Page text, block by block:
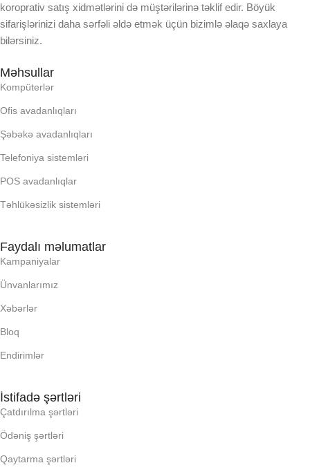
DAXILI YADDA
KORPUSUN RNGI:
LCD
PROCESSOR
QURULU:
RNG
SSD
koroprativ satış xidmətlərini də müştərilərinə təklif edir. Böyük
sifarişlərinizi daha sərfəli əldə etmək üçün bizimlə əlaqə saxlaya
bilərsiniz.
Məhsullar
Kompüterlər
Ofis avadanlıqları
Şəbəkə avadanlıqları
Telefoniya sistemləri
POS avadanlıqlar
Təhlükəsizlik sistemləri
Faydalı məlumatlar
Kampaniyalar
Ünvanlarımız
Xəbərlər
Bloq
Endirimlər
İstifadə şərtləri
Çatdırılma şərtləri
Ödəniş şərtləri
Qaytarma şərtləri